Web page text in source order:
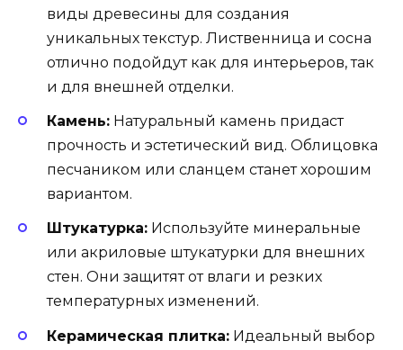
виды древесины для создания
уникальных текстур. Лиственница и сосна
отлично подойдут как для интерьеров, так
и для внешней отделки.
Камень: Натуральный камень придаст
прочность и эстетический вид. Облицовка
песчаником или сланцем станет хорошим
вариантом.
Штукатурка: Используйте минеральные
или акриловые штукатурки для внешних
стен. Они защитят от влаги и резких
температурных изменений.
Керамическая плитка: Идеальный выбор